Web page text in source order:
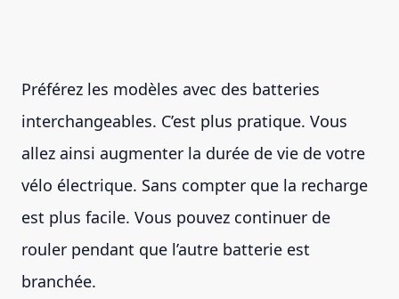
Préférez les modèles avec des batteries
interchangeables. C’est plus pratique. Vous
allez ainsi augmenter la durée de vie de votre
vélo électrique. Sans compter que la recharge
est plus facile. Vous pouvez continuer de
rouler pendant que l’autre batterie est
branchée.